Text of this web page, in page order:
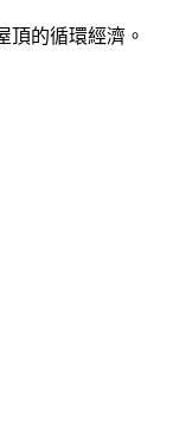
頂的循環經濟。